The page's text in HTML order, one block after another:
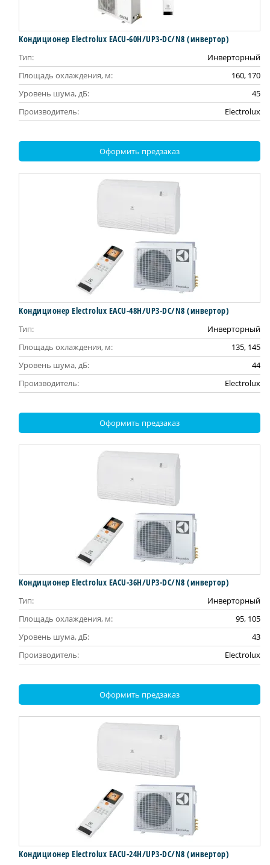
Кондиционер Electrolux EACU-60H/UP3-DC/N8 (инвертор)
Тип:
Инверторный
Площадь охлаждения, м:
160, 170
Уровень шума, дБ:
45
Производитель:
Electrolux
Оформить предзаказ
Кондиционер Electrolux EACU-48H/UP3-DC/N8 (инвертор)
Тип:
Инверторный
Площадь охлаждения, м:
135, 145
Уровень шума, дБ:
44
Производитель:
Electrolux
Оформить предзаказ
Кондиционер Electrolux EACU-36H/UP3-DC/N8 (инвертор)
Тип:
Инверторный
Площадь охлаждения, м:
95, 105
Уровень шума, дБ:
43
Производитель:
Electrolux
Оформить предзаказ
Кондиционер Electrolux EACU-24H/UP3-DC/N8 (инвертор)